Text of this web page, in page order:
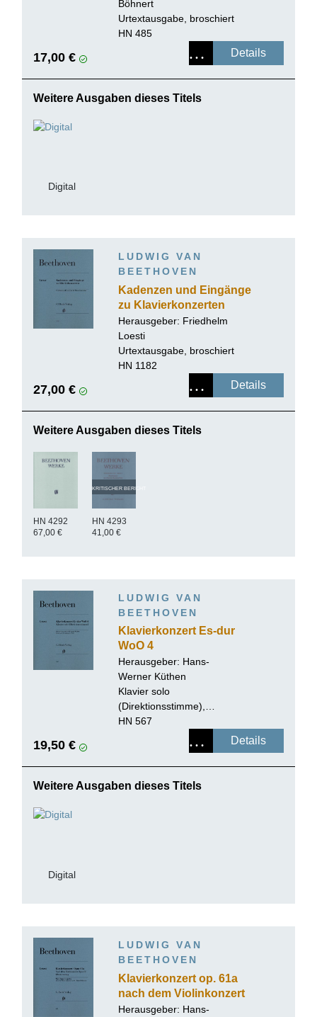
Böhnert
Urtextausgabe, broschiert
HN 485
17,00 € Details
Weitere Ausgaben dieses Titels
Digital
LUDWIG VAN
BEETHOVEN
Kadenzen und Eingänge
zu Klavierkonzerten
Herausgeber: Friedhelm
Loesti
Urtextausgabe, broschiert
HN 1182
27,00 € Details
Weitere Ausgaben dieses Titels
HN 4292
67,00 €
KRITISCHER BERICHT
HN 4293
41,00 €
LUDWIG VAN
BEETHOVEN
Klavierkonzert Es-dur
WoO 4
Herausgeber: Hans-
Werner Küthen
Klavier solo
(Direktionsstimme),
Urtextausgabe, broschiert
HN 567
19,50 € Details
Weitere Ausgaben dieses Titels
Digital
LUDWIG VAN
BEETHOVEN
Klavierkonzert op. 61a
nach dem Violinkonzert
op. 61
Herausgeber: Hans-